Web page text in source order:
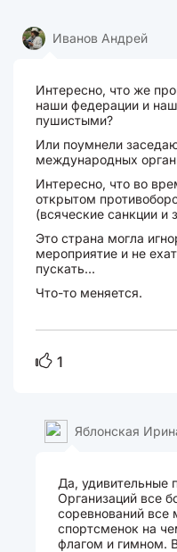
Иванов Андрей
Интересно, что же
наши федерации и
пушистыми?
Или поумнели
международных
Интересно, что во
открытом
(всяческие санкции и
Это страна могла
мероприятие и не
пускать...
Что-то меняется.
1
Яблонская
Да, удивительные
Организаций все
соревнований
спортсменок на
флагом и гимном.